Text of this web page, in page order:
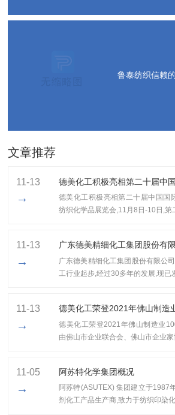
鲁泰纺织信赖
文章推荐
11-13
→
德美化工积极亮相第二十届中国
德美化工积极亮相第二十届中国国
纺织化学品展览会,11月8日-10日,第
11-13
→
广东德美精细化工集团股份有
广东德美精细化工集团股份有限公
工行业起步,经过30多年的发展,现已
11-13
→
德美化工荣登2021年佛山制造
德美化工荣登2021年佛山制造业
由佛山市企业联合会、佛山市企业家
11-05
→
阿苏特化学集团概况
阿苏特(ASUTEX) 集团建立于1987
剂化工产品生产商,致力于纺织印染化